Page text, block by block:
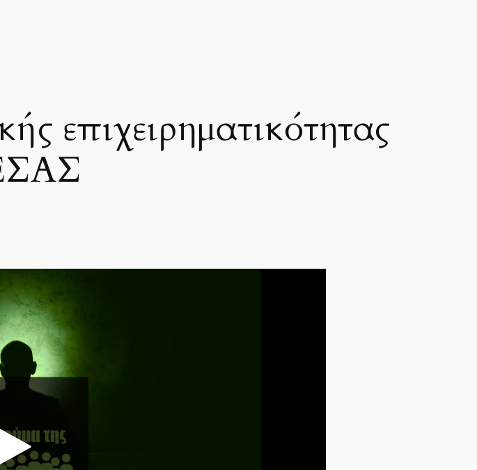
επιχειρηματικότητας